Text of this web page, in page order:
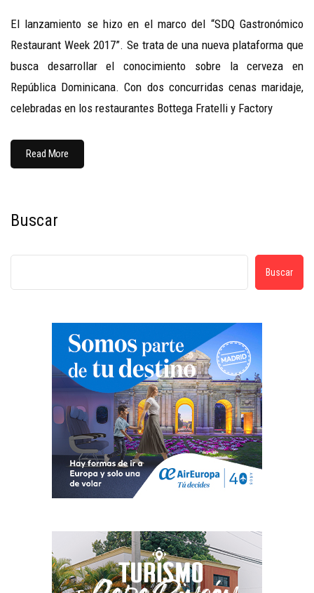
El lanzamiento se hizo en el marco del “SDQ Gastronómico
Restaurant Week 2017”. Se trata de una nueva plataforma que
busca desarrollar el conocimiento sobre la cerveza en
República Dominicana. Con dos concurridas cenas maridaje,
celebradas en los restaurantes Bottega Fratelli y Factory
Read More
Buscar
Buscar